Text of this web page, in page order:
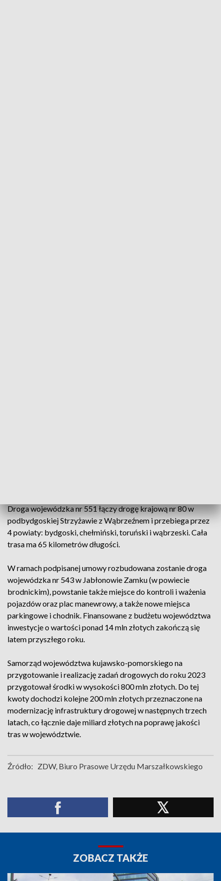
Droga wojewódzka nr 551 łączy drogę krajową nr 80 w
podbydgoskiej Strzyżawie z Wąbrzeźnem i przebiega przez
4 powiaty: bydgoski, chełmiński, toruński i wąbrzeski. Cała
trasa ma 65 kilometrów długości.
W ramach podpisanej umowy rozbudowana zostanie droga
wojewódzka nr 543 w Jabłonowie Zamku (w powiecie
brodnickim), powstanie także miejsce do kontroli i ważenia
pojazdów oraz plac manewrowy, a także nowe miejsca
parkingowe i chodnik. Finansowane z budżetu województwa
inwestycje o wartości ponad 14 mln złotych zakończą się
latem przyszłego roku.
Samorząd województwa kujawsko-pomorskiego na
przygotowanie i realizację zadań drogowych do roku 2023
przygotował środki w wysokości 800 mln złotych. Do tej
kwoty dochodzi kolejne 200 mln złotych przeznaczone na
modernizację infrastruktury drogowej w następnych trzech
latach, co łącznie daje miliard złotych na poprawę jakości
tras w województwie.
Źródło: ZDW, Biuro Prasowe Urzędu Marszałkowskiego
ZOBACZ TAKŻE